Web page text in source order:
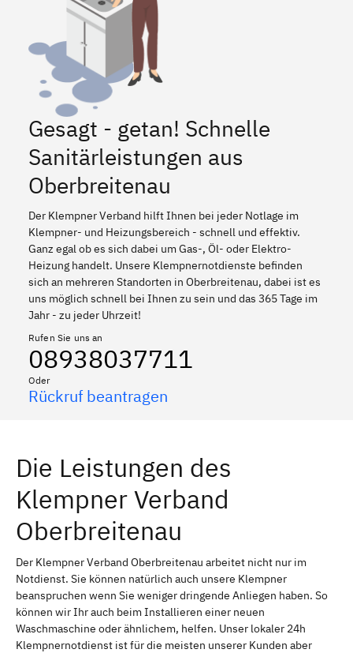
Gesagt - getan! Schnelle
Sanitärleistungen aus
Oberbreitenau
Der Klempner Verband hilft Ihnen bei jeder Notlage im
Klempner- und Heizungsbereich - schnell und effektiv.
Ganz egal ob es sich dabei um Gas-, Öl- oder Elektro-
Heizung handelt. Unsere Klempnernotdienste befinden
sich an mehreren Standorten in Oberbreitenau, dabei ist es
uns möglich schnell bei Ihnen zu sein und das 365 Tage im
Jahr - zu jeder Uhrzeit!
Rufen Sie uns an
08938037711
Oder
Rückruf beantragen
Die Leistungen des
Klempner Verband
Oberbreitenau
Der Klempner Verband Oberbreitenau arbeitet nicht nur im
Notdienst. Sie können natürlich auch unsere Klempner
beanspruchen wenn Sie weniger dringende Anliegen haben. So
können wir Ihr auch beim Installieren einer neuen
Waschmaschine oder ähnlichem, helfen. Unser lokaler 24h
Klempnernotdienst ist für die meisten unserer Kunden aber